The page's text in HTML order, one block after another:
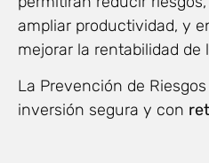
ampliar productividad, y
mejorar la rentabilidad de
La Prevención de
inversión segura y con